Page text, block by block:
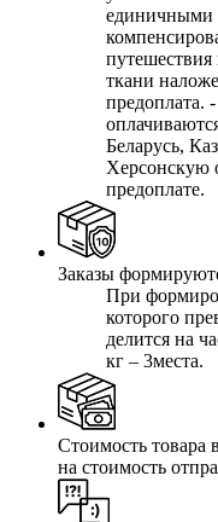
единичными
ткани
предоплата.
Беларусь,
Херсонскую
предоплате.
Заказы
При
которого
делится на
кг – 3места.
Стоимость товара
на стоимость